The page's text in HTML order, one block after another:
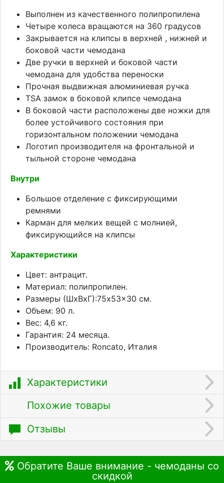
Выполнен из качественного полипропилена
Четыре колеса вращаются на 360 градусов
Закрывается на клипсы в верхней , нижней и
боковой части чемодана
Две ручки в верхней и боковой части
чемодана для удобства переноски
Прочная выдвижная алюминиевая ручка
TSA замок в боковой клипсе чемодана
В боковой части расположены две ножки для
более устойчивого состояния при
горизонтальном положении чемодана
Логотип производителя на фронтальной и
тыльной стороне чемодана
Внутри
Большое отделение с фиксирующими
ремнями
Карман для мелких вещей с молнией,
фиксирующийся на клипсы
Характеристики
Цвет: антрацит.
Материал: полипропилен.
Размеры (ШхВхГ):75x53x30 см.
Объем: 90 л.
Вес: 4,6 кг.
Гарантия: 24 месяца.
Производитель: Roncato, Италия
Характеристики
Похожие товары
Отзывы
Обратите Ваше внимание - чемоданы со
скидкой